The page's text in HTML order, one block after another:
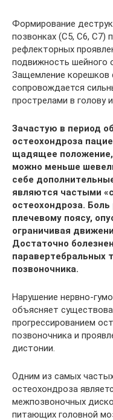
Формирование
позвонках (С5, С6, С7)
рефлекторных
подвижность шейного
Защемление корешков
сопровождается
прострелами в голову
Зачастую в период
остеохондроза
щадящее положение,
можно меньше
себе
являются частыми
остеохондроза.
плечевому поясу,
ограничивая
Достаточно
паравертебральных
позвоночника.
Нарушение нервно-
объясняет
прогрессированием
позвоночника и
дистонии.
Одним из самых
остеохондроза
межпозвоночных
питающих головной